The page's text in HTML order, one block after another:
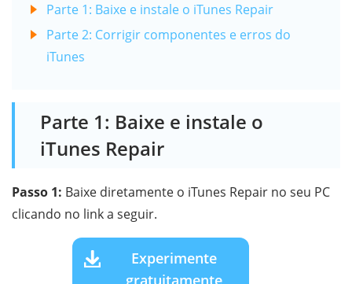
Parte 1: Baixe e instale o iTunes Repair
Parte 2: Corrigir componentes e erros do
iTunes
Parte 1: Baixe e instale o
iTunes Repair
Passo 1: Baixe diretamente o iTunes Repair no seu PC
clicando no link a seguir.
Experimente
gratuitamente